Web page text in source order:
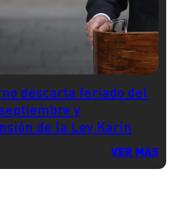
descarta feriado del
septiembre y
de la Ley Karin
VER MÁS